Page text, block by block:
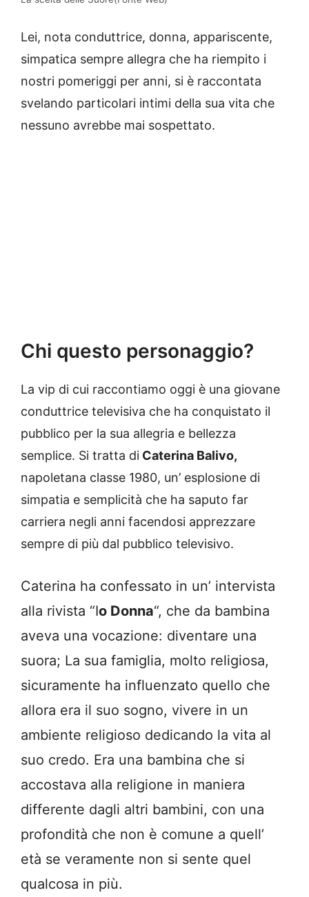
Lei, nota conduttrice, donna, appariscente,
simpatica sempre allegra che ha riempito i
nostri pomeriggi per anni, si è raccontata
svelando particolari intimi della sua vita che
nessuno avrebbe mai sospettato.
Chi questo personaggio?
La vip di cui raccontiamo oggi è una giovane
conduttrice televisiva che ha conquistato il
pubblico per la sua allegria e bellezza
semplice. Si tratta di Caterina Balivo,
napoletana classe 1980, un’ esplosione di
simpatia e semplicità che ha saputo far
carriera negli anni facendosi apprezzare
sempre di più dal pubblico televisivo.
Caterina ha confessato in un’ intervista
alla rivista “Io Donna“, che da bambina
aveva una vocazione: diventare una
suora; La sua famiglia, molto religiosa,
sicuramente ha influenzato quello che
allora era il suo sogno, vivere in un
ambiente religioso dedicando la vita al
suo credo. Era una bambina che si
accostava alla religione in maniera
differente dagli altri bambini, con una
profondità che non è comune a quell’
età se veramente non si sente quel
qualcosa in più.